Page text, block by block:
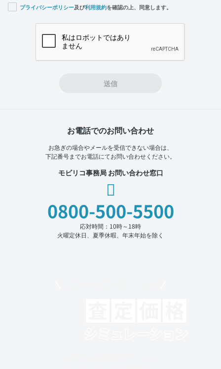
プライバシーポリシー及び利用規約を確認の上、同意します。
送信
お電話でのお問い合わせ
お急ぎの場合やメールを受信できない場合は、
下記番号までお電話にてお問い合わせください。
モビリコ事務局 お問い合わせ窓口
0800-500-5500
応対時間：10時～18時
火曜定休日、夏季休暇、年末年始を除く